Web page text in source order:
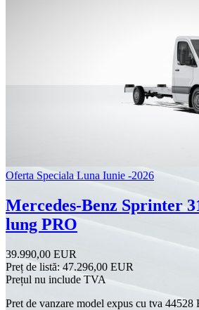
Oferta Speciala Luna Iunie -2026
Mercedes-Benz Sprinter
lung PRO
39.990,00 EUR
Preț de listă: 47.296,00 EUR
Prețul nu include TVA
Pret de vanzare model expus cu tva 44528